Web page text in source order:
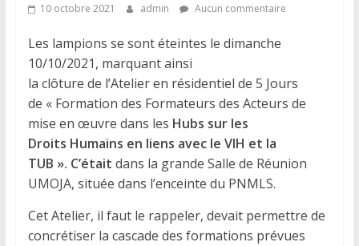
10 octobre 2021 admin Aucun commentaire
Les lampions se sont éteintes le dimanche
10/10/2021, marquant ainsi
la clôture de l’Atelier en résidentiel de 5 Jours
de « Formation des Formateurs des Acteurs de
mise en œuvre dans les Hubs sur les
Droits Humains en liens avec le VIH et la
TUB ». C’était dans la grande Salle de Réunion
UMOJA, située dans l’enceinte du PNMLS.
Cet Atelier, il faut le rappeler, devait permettre de
concrétiser la cascade des formations prévues